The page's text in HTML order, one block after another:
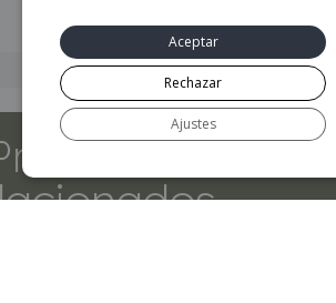
Marca
Aceptar
Rechazar
Ajustes